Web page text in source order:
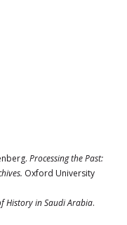
Processing the Past:
Oxford University
History in Saudi Arabia.